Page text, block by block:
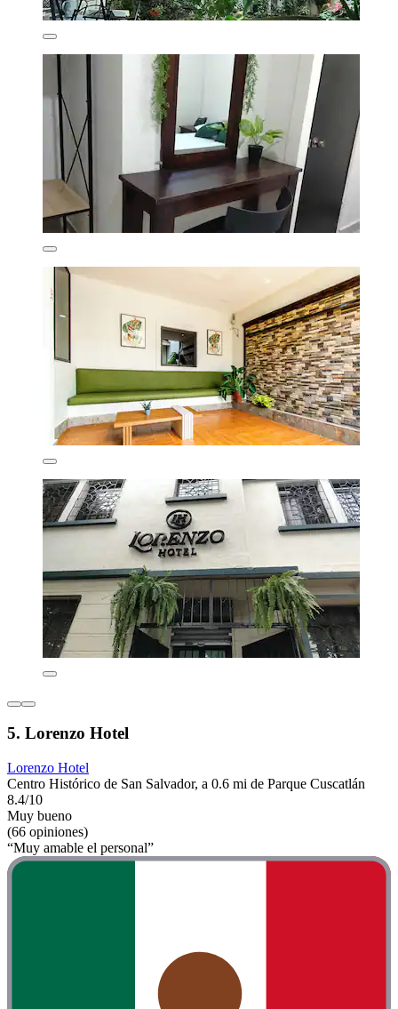
5. Lorenzo Hotel
Lorenzo Hotel
Centro Histórico de San Salvador, a 0.6 mi de Parque Cuscatlán
8.4/10
Muy bueno
(66 opiniones)
“Muy amable el personal”